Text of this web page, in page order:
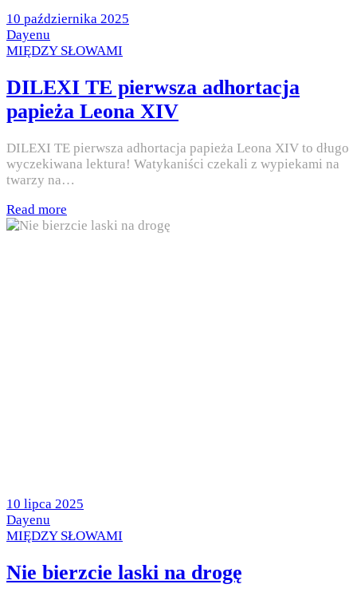
Posted
on
10 października 2025
by
Dayenu
Posted
MIĘDZY SŁOWAMI
DILEXI TE pierwsza adhortacja
papieża Leona XIV
DILEXI TE pierwsza adhortacja papieża Leona XIV to długo
wyczekiwana lektura! Watykaniści czekali z wypiekami na
twarzy na…
Read more
Posted
on
10 lipca 2025
by
Dayenu
Posted
MIĘDZY SŁOWAMI
Nie bierzcie laski na drogę